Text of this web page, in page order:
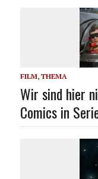
FILM, THEMA
Wir sind hier
Comics in